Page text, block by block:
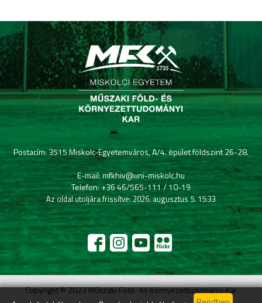
Postacím: 3515 Miskolc-Egyetemváros, A/4. épület földszint 26-28.
E-mail: mfkhiv@uni-miskolc.hu
Telefon: +36 46/565-111 / 10-19
Az oldal utoljára frissítve: 2026. augusztus 5. 15:33
Copyright © 2023 Műszaki Föld- és Környezettudományi Kar